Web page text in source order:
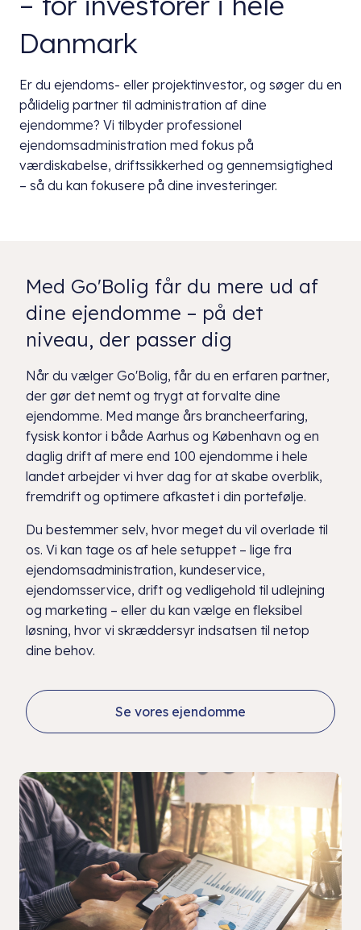
Danmark
Er du ejendoms- eller projektinvestor, og søger du en
pålidelig partner til administration af dine
ejendomme? Vi tilbyder professionel
ejendomsadministration med fokus på
værdiskabelse, driftssikkerhed og gennemsigtighed
– så du kan fokusere på dine investeringer.
Med Go'Bolig får du mere ud af
dine ejendomme – på det
niveau, der passer dig
Når du vælger Go'Bolig, får du en erfaren partner,
der gør det nemt og trygt at forvalte dine
ejendomme. Med mange års brancheerfaring,
fysisk kontor i både Aarhus og København og en
daglig drift af mere end 100 ejendomme i hele
landet arbejder vi hver dag for at skabe overblik,
fremdrift og optimere afkastet i din portefølje.
Du bestemmer selv, hvor meget du vil overlade til
os. Vi kan tage os af hele setuppet – lige fra
ejendomsadministration, kundeservice,
ejendomsservice, drift og vedligehold til udlejning
og marketing – eller du kan vælge en fleksibel
løsning, hvor vi skræddersyr indsatsen til netop
dine behov.
Se vores ejendomme